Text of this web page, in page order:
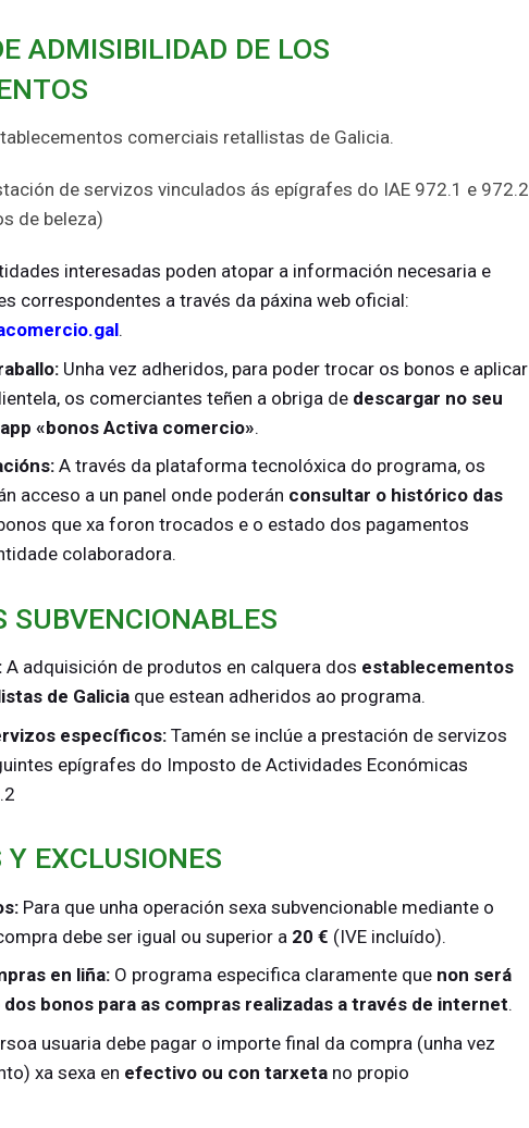
ADMISIBILIDAD DE LOS
comerciais retallistas de Galicia.
de servizos vinculados ás epígrafes do IAE 972.1 e 972.2
de beleza)
interesadas poden atopar a información necesaria e
correspondentes a través da páxina web oficial:
.
Unha vez adheridos, para poder trocar os bonos e aplicar
os comerciantes teñen a obriga de descargar no seu
«bonos Activa comercio».
A través da plataforma tecnolóxica do programa, os
acceso a un panel onde poderán consultar o histórico das
que xa foron trocados e o estado dos pagamentos
colaboradora.
SUBVENCIONABLES
A adquisición de produtos en calquera dos establecementos
de Galicia que estean adheridos ao programa.
específicos: Tamén se inclúe a prestación de servizos
epígrafes do Imposto de Actividades Económicas
EXCLUSIONES
Para que unha operación sexa subvencionable mediante o
debe ser igual ou superior a 20 € (IVE incluído).
en liña: O programa especifica claramente que non será
bonos para as compras realizadas a través de internet.
usuaria debe pagar o importe final da compra (unha vez
xa sexa en efectivo ou con tarxeta no propio